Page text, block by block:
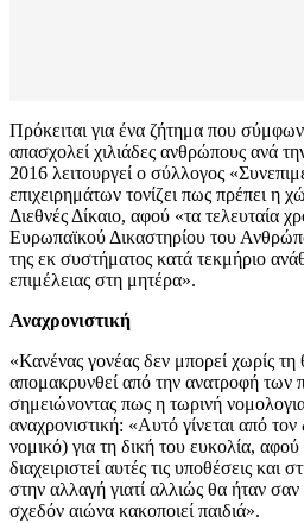
Πρόκειται για ένα ζήτημα που
απασχολεί χιλιάδες ανθρώπους ανά
2016 λειτουργεί ο σύλλογος
επιχειρημάτων τονίζει πως πρέπει η
Διεθνές Δίκαιο, αφού «τα τελευταία
Ευρωπαϊκού Δικαστηρίου του
της εκ συστήματος κατά τεκμήριο
επιμέλειας στη μητέρα».
Αναχρονιστική
«Κανένας γονέας δεν μπορεί χωρίς
απομακρυνθεί από την ανατροφή των
σημειώνοντας πως η τωρινή
αναχρονιστική: «Αυτό γίνεται από τον
νομικό) για τη δική του ευκολία,
διαχειριστεί αυτές τις υποθέσεις και
στην αλλαγή γιατί αλλιώς θα ήταν σαν
σχεδόν αιώνα κακοποιεί παιδιά».